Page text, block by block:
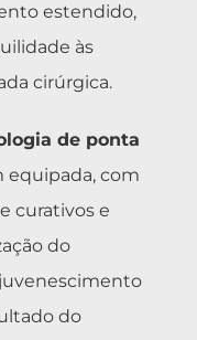
estendido,
às
cirúrgica.
de ponta
equipada, com
curativos e
do
do